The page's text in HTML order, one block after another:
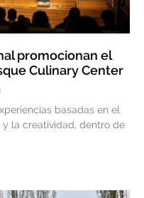
promocionan el
Culinary Center
basadas en el
la creatividad, dentro de